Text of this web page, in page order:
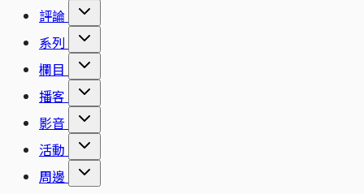
評論
系列
欄目
播客
影音
活動
周邊